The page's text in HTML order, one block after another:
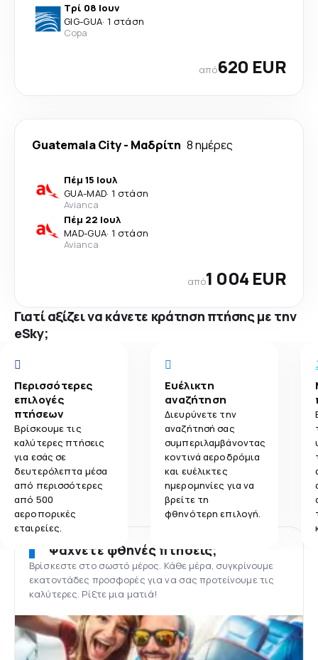
Τρί 08 Ιουν
GIG-GUA· 1 στάση
Copa
από620 EUR
Guatemala City- Μαδρίτη 8 ημέρες
Πέμ 15 Ιουλ
GUA-MAD· 1 στάση
Avianca
Πέμ 22 Ιουλ
MAD-GUA· 1 στάση
Avianca
από1 004 EUR
Γιατί αξίζει να κάνετε κράτηση πτήσης με την
eSky;
Περισσότερες
επιλογές
πτήσεων
Βρίσκουμε τις
καλύτερες πτήσεις
για εσάς σε
δευτερόλεπτα μέσα
από περισσότερες
από 500
αεροπορικές
εταιρείες.
Ευέλικτη
αναζήτηση
Διευρύνετε την
αναζήτησή σας
συμπεριλαμβάνοντας
κοντινά αεροδρόμια
και ευέλικτες
ημερομηνίες για να
βρείτε τη
φθηνότερη επιλογή.
Ψάχνετε φθηνές πτήσεις;
Βρίσκεστε στο σωστό μέρος. Κάθε μέρα, συγκρίνουμε
εκατοντάδες προσφορές για να σας προτείνουμε τις
καλύτερες. Ρίξτε μια ματιά!